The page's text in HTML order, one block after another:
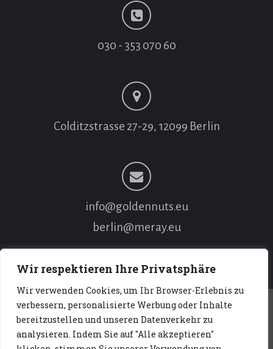
Wir respektieren Ihre Privatsphäre
Wir verwenden Cookies, um Ihr Browser-Erlebnis zu
verbessern, personalisierte Werbung oder Inhalte
bereitzustellen und unseren Datenverkehr zu
analysieren. Indem Sie auf "Alle akzeptieren"
030 - 353 070 60
Colditzstrasse 27-29, 12099 Berlin
info@goldennuts.eu
berlin@meray.eu